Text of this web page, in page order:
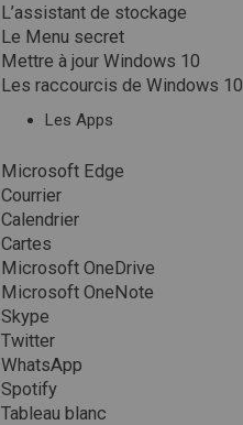
L’assistant de stockage
Le Menu secret
Mettre à jour Windows 10
Les raccourcis de Windows 10
Les Apps
Microsoft Edge
Courrier
Calendrier
Cartes
Microsoft OneDrive
Microsoft OneNote
Skype
Twitter
WhatsApp
Spotify
Tableau blanc